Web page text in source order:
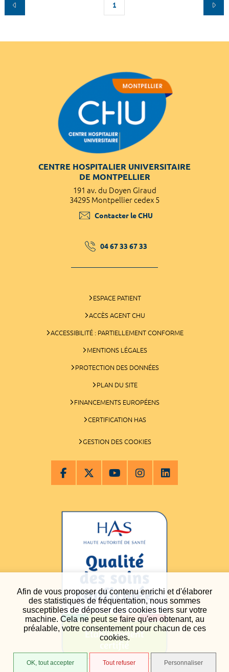
Afin de vous proposer du contenu enrichi et d'élaborer
des statistiques de fréquentation, nous sommes
susceptibles de déposer des cookies tiers sur votre
machine. Cela ne peut se faire qu'en obtenant, au
préalable, votre consentement pour chacun de ces
cookies.
OK, tout accepter Tout refuser Personnaliser
1
CENTRE HOSPITALIER UNIVERSITAIRE
DE MONTPELLIER
191 av. du Doyen Giraud
34295 Montpellier cedex 5
Contacter le CHU
04 67 33 67 33
ESPACE PATIENT
ACCÈS AGENT CHU
ACCESSIBILITÉ : PARTIELLEMENT CONFORME
MENTIONS LÉGALES
PROTECTION DES DONNÉES
PLAN DU SITE
FINANCEMENTS EUROPÉENS
CERTIFICATION HAS
GESTION DES COOKIES